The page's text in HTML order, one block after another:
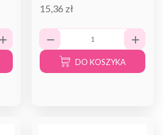
15,36 zł
DO KOSZYKA